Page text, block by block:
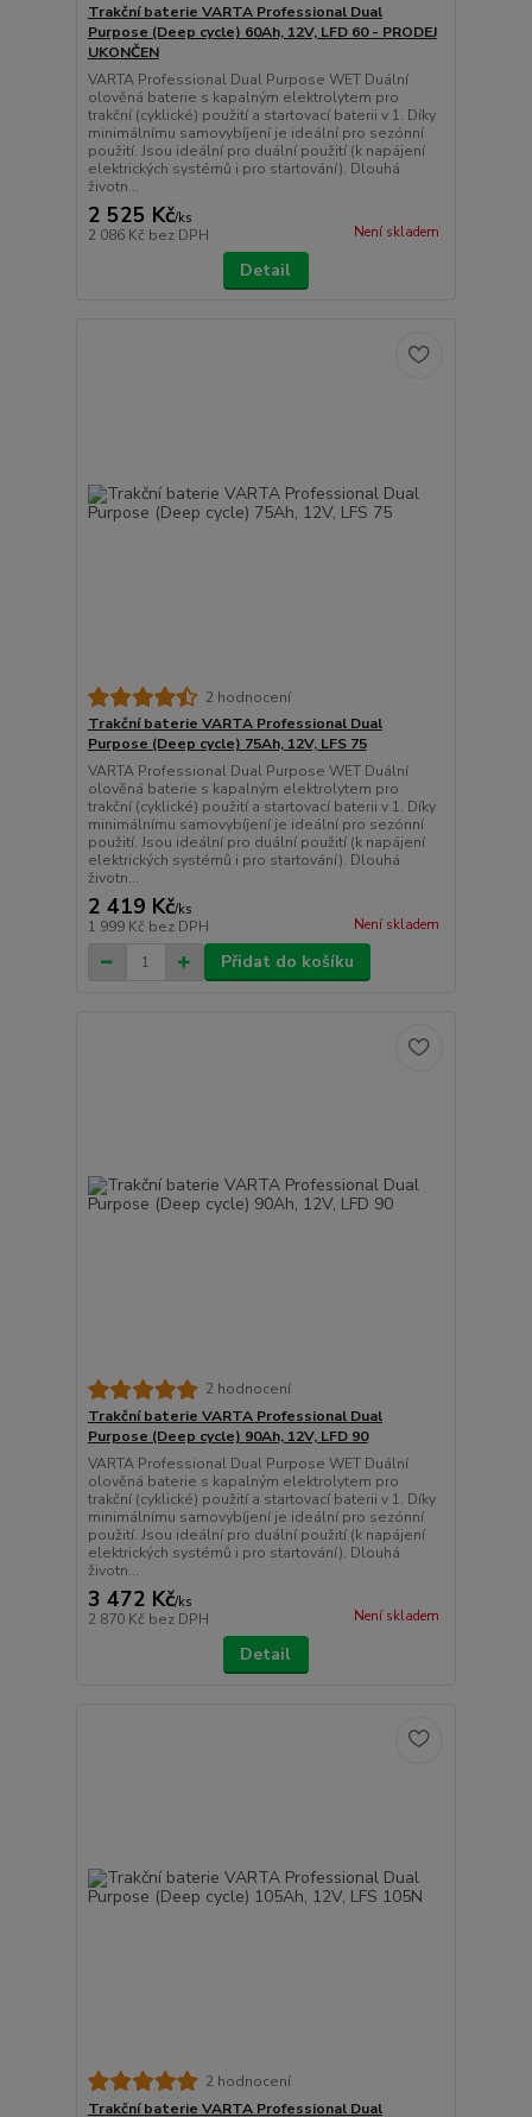
Trakční baterie VARTA Professional Dual
Purpose (Deep cycle) 60Ah, 12V, LFD 60 - PRODEJ
UKONČEN
VARTA Professional Dual Purpose WET Duální
olověná baterie s kapalným elektrolytem pro
trakční (cyklické) použití a startovací baterii v 1. Díky
minimálnímu samovybíjení je ideální pro sezónní
použití. Jsou ideální pro duální použití (k napájení
elektrických systémů i pro startování). Dlouhá
životn...
2 525 Kč/ks
2 086 Kč bez DPH Není skladem
Detail
2 hodnocení
Trakční baterie VARTA Professional Dual
Purpose (Deep cycle) 75Ah, 12V, LFS 75
VARTA Professional Dual Purpose WET Duální
olověná baterie s kapalným elektrolytem pro
trakční (cyklické) použití a startovací baterii v 1. Díky
minimálnímu samovybíjení je ideální pro sezónní
použití. Jsou ideální pro duální použití (k napájení
elektrických systémů i pro startování). Dlouhá
životn...
2 419 Kč/ks
1 999 Kč bez DPH Není skladem
Přidat do košíku
2 hodnocení
Trakční baterie VARTA Professional Dual
Purpose (Deep cycle) 90Ah, 12V, LFD 90
VARTA Professional Dual Purpose WET Duální
olověná baterie s kapalným elektrolytem pro
trakční (cyklické) použití a startovací baterii v 1. Díky
minimálnímu samovybíjení je ideální pro sezónní
použití. Jsou ideální pro duální použití (k napájení
elektrických systémů i pro startování). Dlouhá
životn...
3 472 Kč/ks
2 870 Kč bez DPH Není skladem
Detail
2 hodnocení
Trakční baterie VARTA Professional Dual